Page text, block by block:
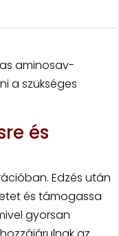
aminosav-
a szükséges
és
Edzés után
és támogassa
gyorsan